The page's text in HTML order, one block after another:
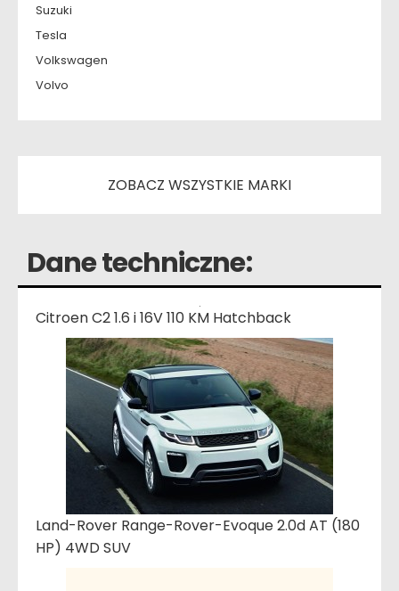
Suzuki
Tesla
Volkswagen
Volvo
ZOBACZ WSZYSTKIE MARKI
Dane techniczne:
Citroen C2 1.6 i 16V 110 KM Hatchback
Land-Rover Range-Rover-Evoque 2.0d AT (180
HP) 4WD SUV